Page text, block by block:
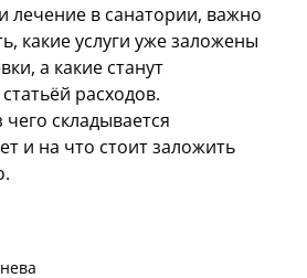
лечение в санатории, важно
какие услуги уже заложены
а какие станут
расходов.
складывается
и на что стоит заложить